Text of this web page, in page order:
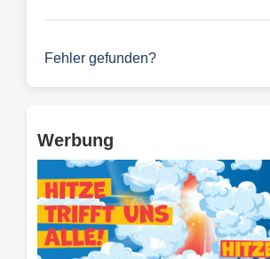
Fehler gefunden?
Werbung